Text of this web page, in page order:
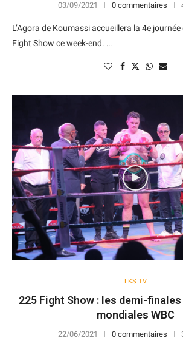
03/09/2021 0 commentaires
L’Agora de Koumassi accueillera la 4e
Fight Show ce week-end. …
LKS TV
225 Fight Show : les demi-
mondiales WBC
22/06/2021 0 commentaires